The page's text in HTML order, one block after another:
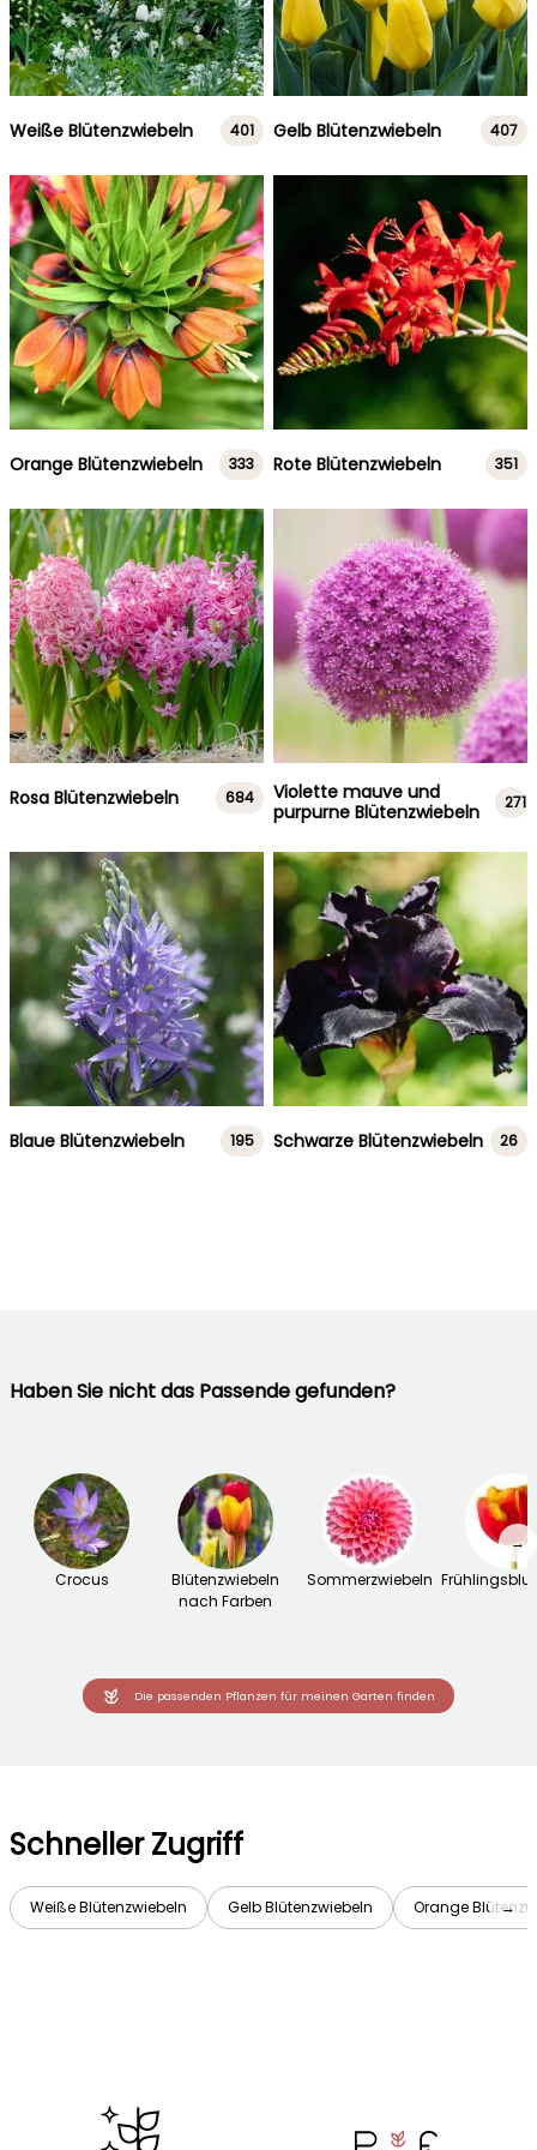
Weiße Blütenzwiebeln 401 Gelb Blütenzwiebeln 407
Orange Blütenzwiebeln 333 Rote Blütenzwiebeln 351
Rosa Blütenzwiebeln 684
Violette mauve und
purpurne Blütenzwiebeln
271
Blaue Blütenzwiebeln 195 Schwarze Blütenzwiebeln 26
Haben Sie nicht das Passende gefunden?
Crocus
Blütenzwiebeln
nach Farben
Sommerzwiebeln
→
Die passenden Pflanzen für meinen Garten finden
Schneller Zugriff
Weiße Blütenzwiebeln Gelb Blütenzwiebeln Orange →